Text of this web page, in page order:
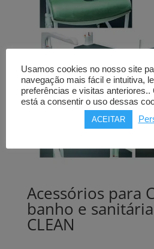
Acessórios para
banho e sanitária
CLEAN
Usamos cookies no nosso site
navegação mais fácil e intuitiva,
preferências e visitas anteriores..
está a consentir o uso dessas
ACEITAR